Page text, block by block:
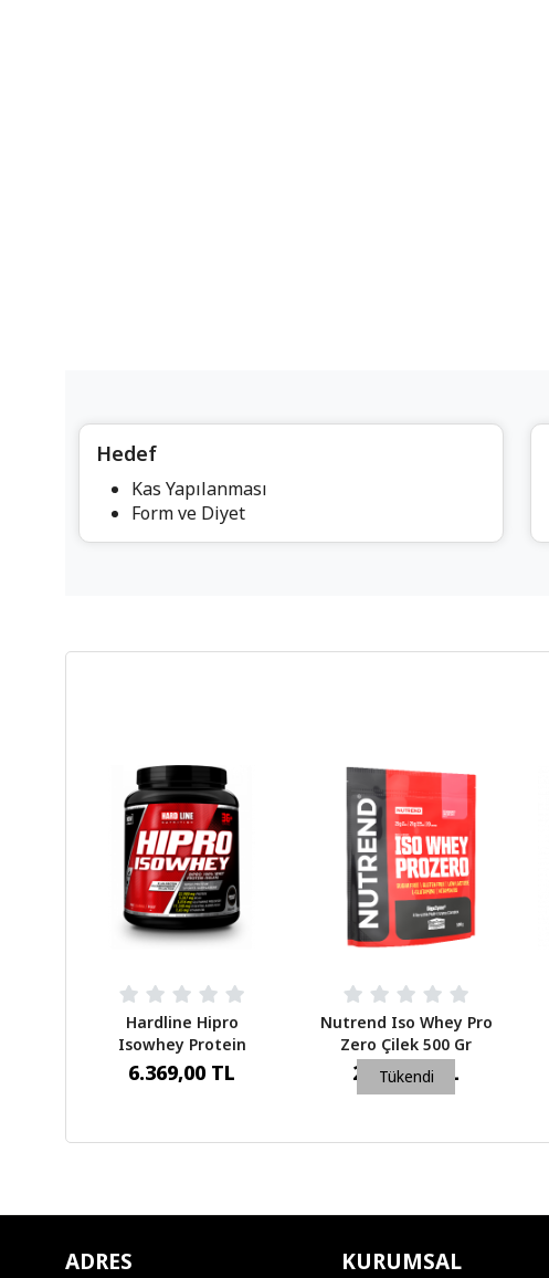
Hedef
Kas Yapılanması
Form ve Diyet
Hardline Hipro
Isowhey Protein
Çikolata 908 Gr
6.369,00 TL
Nutrend Iso Whey Pro
Zero Çilek 500 Gr
2.500,00 TL
Tükendi
ADRES KURUMSAL